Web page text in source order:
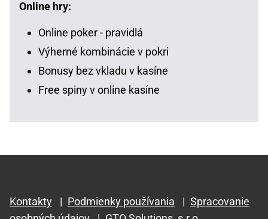
Online hry:
Online poker - pravidlá
Výherné kombinácie v pokri
Bonusy bez vkladu v kasíne
Free spiny v online kasíne
Kontakty | Podmienky používania | Spracovanie